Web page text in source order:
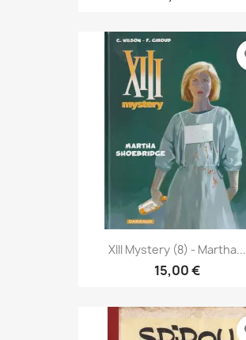
XIII Mystery (8) - Martha...
15,00 €